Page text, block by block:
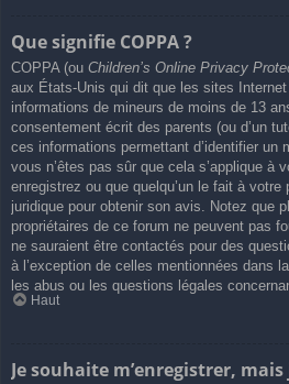
Que signifie COPPA ?
COPPA (ou Children’s Online Privacy
aux États-Unis qui dit que les sites
informations de mineurs de moins de 13
consentement écrit des parents (ou d’un
ces informations permettant d’identifier un
vous n’êtes pas sûr que cela s’applique à
enregistrez ou que quelqu’un le fait à
juridique pour obtenir son avis. Notez que
propriétaires de ce forum ne peuvent pas
ne sauraient être contactés pour des
à l’exception de celles mentionnées dans
les abus ou les questions légales
Haut
Je souhaite m’enregistrer, mais